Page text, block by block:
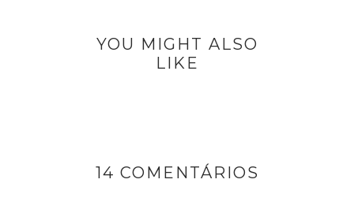
YOU MIGHT ALSO
LIKE
14 COMENTÁRIOS